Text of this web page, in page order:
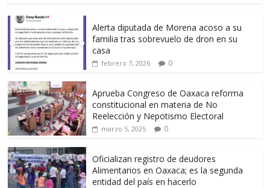
Alerta diputada de Morena acoso a su
familia tras sobrevuelo de dron en su
casa
febrero 7, 2026 0
Aprueba Congreso de Oaxaca reforma
constitucional en materia de No
Reelección y Nepotismo Electoral
marzo 5, 2025 0
Oficializan registro de deudores
Alimentarios en Oaxaca; es la segunda
entidad del país en hacerlo